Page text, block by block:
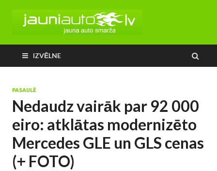
IZVĒLNE
PASAULĒ
Nedaudz vairāk par 92 000
eiro: atklātas modernizēto
Mercedes GLE un GLS cenas
(+ FOTO)